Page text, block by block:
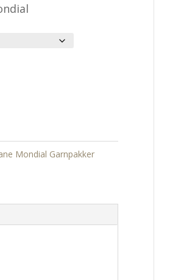
kr 1,470.00
Mondial Garnpakker